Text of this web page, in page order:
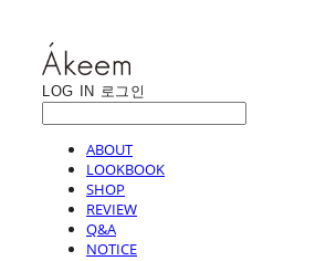
LOG IN 로그인
ABOUT
LOOKBOOK
SHOP
REVIEW
Q&A
NOTICE